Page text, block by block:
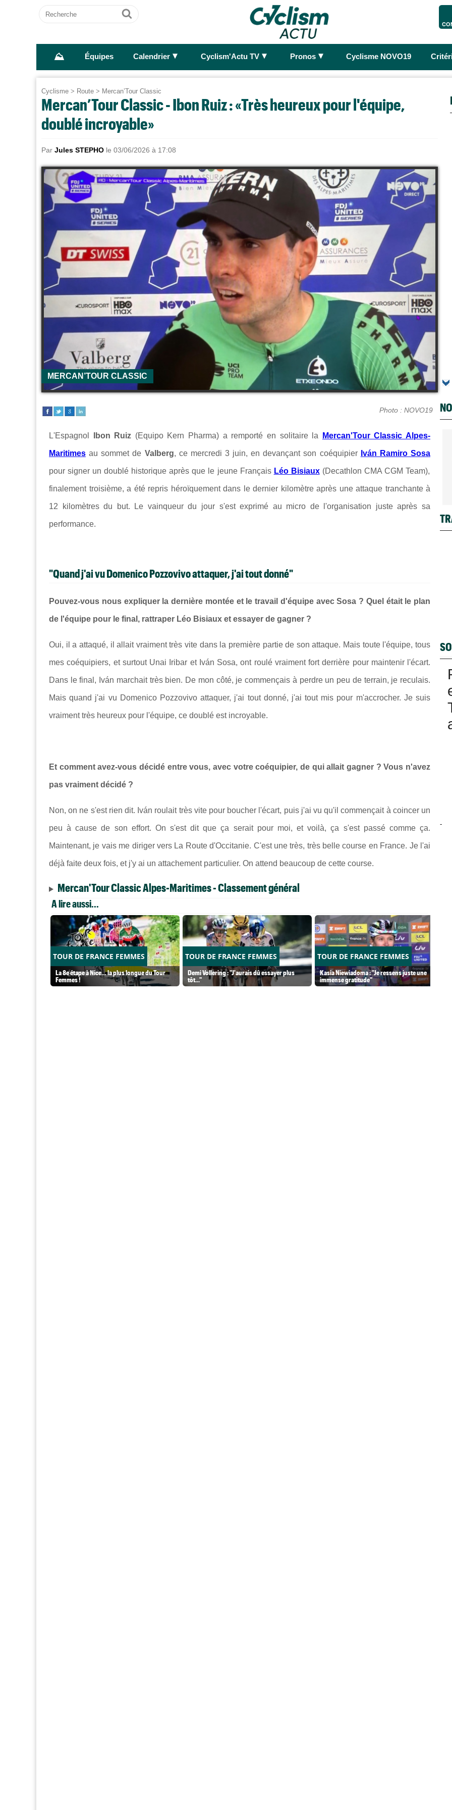
Recherche
Ok
⛰ Équipes Calendrier ► Cyclism'Actu TV ► Pronos ► Cyclisme NOVO19
Cyclisme > Route > Mercan’Tour Classic
Mercan’Tour Classic - Ibon Ruiz : «Très heureux pour l'équipe,
doublé incroyable»
Par Jules STEPHO le 03/06/2026 à 17:08
MERCAN’TOUR CLASSIC
Photo : NOVO19
L'Espagnol Ibon Ruiz (Equipo Kern Pharma) a remporté en solitaire la Mercan'Tour Classic Alpes-
Maritimes au sommet de Valberg, ce mercredi 3 juin, en devançant son coéquipier Iván Ramiro Sosa
pour signer un doublé historique après que le jeune Français Léo Bisiaux(Decathlon CMA CGM Team),
finalement troisième, a été repris héroïquement dans le dernier kilomètre après une attaque tranchante à
12 kilomètres du but. Le vainqueur du jour s'est exprimé au micro de l'organisation juste après sa
performance.
"Quand j'ai vu Domenico Pozzovivo attaquer, j'ai tout donné"
Pouvez-vous nous expliquer la dernière montée et le travail d'équipe avec Sosa ? Quel était le plan
de l'équipe pour le final, rattraper Léo Bisiaux et essayer de gagner ?
Oui, il a attaqué, il allait vraiment très vite dans la première partie de son attaque. Mais toute l'équipe, tous
mes coéquipiers, et surtout Unai Iribar et Iván Sosa, ont roulé vraiment fort derrière pour maintenir l'écart.
Dans le final, Iván marchait très bien. De mon côté, je commençais à perdre un peu de terrain, je reculais.
Mais quand j'ai vu Domenico Pozzovivo attaquer, j'ai tout donné, j'ai tout mis pour m'accrocher. Je suis
vraiment très heureux pour l'équipe, ce doublé est incroyable.
Et comment avez-vous décidé entre vous, avec votre coéquipier, de qui allait gagner ? Vous n'avez
pas vraiment décidé ?
Non, on ne s'est rien dit. Iván roulait très vite pour boucher l'écart, puis j'ai vu qu'il commençait à coincer un
peu à cause de son effort. On s'est dit que ça serait pour moi, et voilà, ça s'est passé comme ça.
Maintenant, je vais me diriger vers La Route d'Occitanie. C'est une très, très belle course en France. Je l'ai
déjà faite deux fois, et j'y ai un attachement particulier. On attend beaucoup de cette course.
Mercan'Tour Classic Alpes-Maritimes - Classement général
A lire aussi...
TOUR DE FRANCE FEMMES
La 8e étape à Nice… la plus longue du Tour
Femmes !
TOUR DE FRANCE FEMMES
Demi Vollering : "J'aurais dû essayer plus
tôt..."
TOUR DE FRANCE FEMMES
Kasia Niewiadoma : "Je ressens juste une
immense gratitude"
-